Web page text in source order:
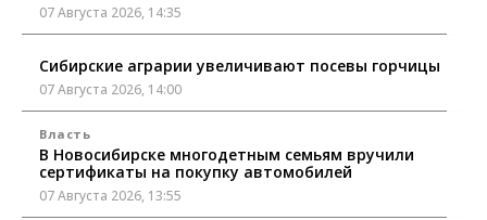
07 Августа 2026, 14:35
Сибирские аграрии увеличивают посевы горчицы
07 Августа 2026, 14:00
Власть
В Новосибирске многодетным семьям вручили
сертификаты на покупку автомобилей
07 Августа 2026, 13:55